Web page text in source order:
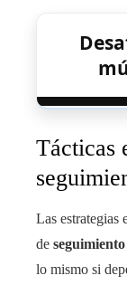
Tácticas
Las estrategias
de
lo mismo si